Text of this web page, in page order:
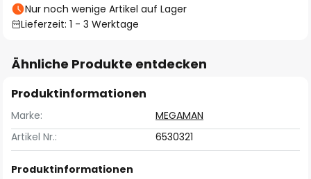
Nur noch wenige Artikel auf Lager
Lieferzeit: 1 - 3 Werktage
Ähnliche Produkte entdecken
Produktinformationen
Marke:
MEGAMAN
Artikel Nr.:
6530321
Produktinformationen